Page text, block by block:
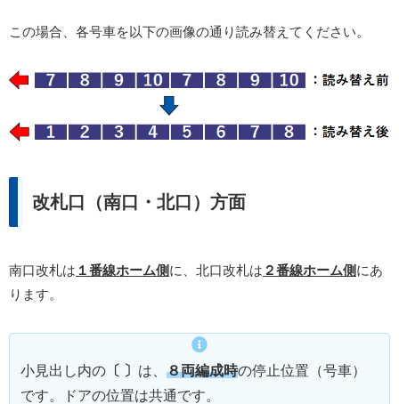
この場合、各号車を以下の画像の通り読み替えてください。
改札口（南口・北口）方面
南口改札は １番線ホーム側に、北口改札は ２番線ホーム側にあ
ります。
小見出し内の 〔 〕 は、 ８両編成時の停止位置（号車）
です。ドアの位置は共通です。